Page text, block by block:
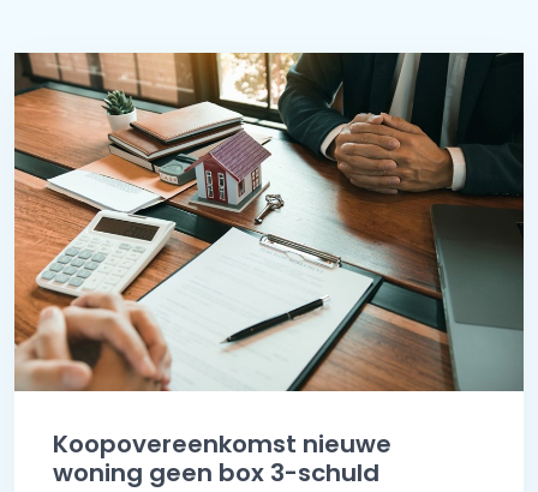
Koopovereenkomst nieuwe
woning geen box 3-schuld